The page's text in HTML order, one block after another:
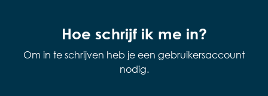
Hoe schrijf ik me in?
Om in te schrijven heb je een gebruikersaccount
nodig.